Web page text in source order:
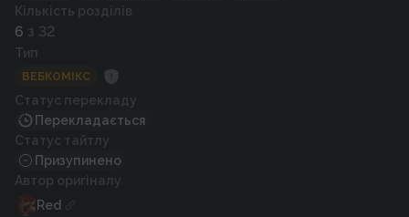
Кількість розділів
6 з 32
Тип
ВЕБКОМІКС
Статус перекладу
Перекладається
Статус тайтлу
Призупинено
Автор оригіналу
Red